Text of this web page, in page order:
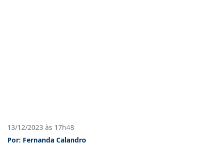
13/12/2023 às 17h48
Por: Fernanda Calandro